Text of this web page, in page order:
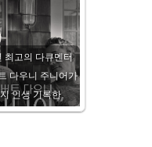
최고의 다큐멘터
다우니 주니어가
인생 기록한